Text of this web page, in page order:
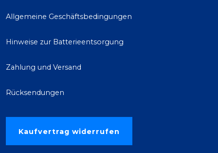
Allgemeine Geschäftsbedingungen
Hinweise zur Batterieentsorgung
Zahlung und Versand
Rücksendungen
Kaufvertrag widerrufen